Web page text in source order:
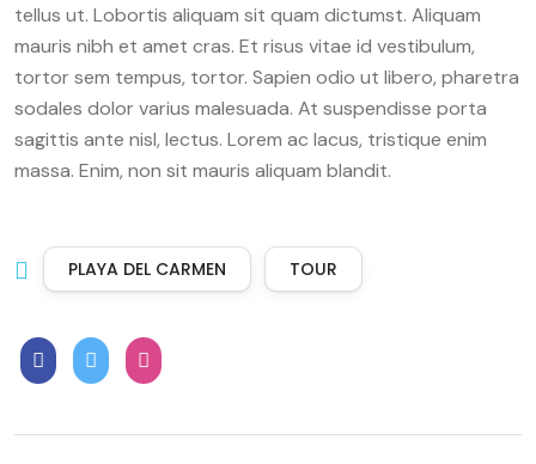
tellus ut. Lobortis aliquam sit quam dictumst. Aliquam
mauris nibh et amet cras. Et risus vitae id vestibulum,
tortor sem tempus, tortor. Sapien odio ut libero, pharetra
sodales dolor varius malesuada. At suspendisse porta
sagittis ante nisl, lectus. Lorem ac lacus, tristique enim
massa. Enim, non sit mauris aliquam blandit.
PLAYA DEL CARMEN TOUR